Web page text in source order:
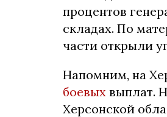
процентов
складах. По
части открыли
Напомним, на
боевых выплат.
Херсонской